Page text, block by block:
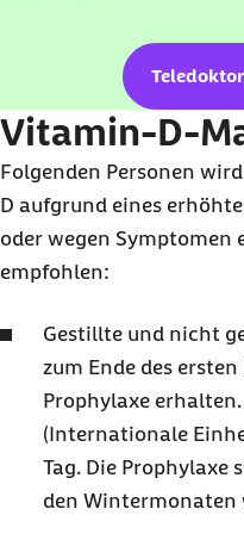
Vitamin-D-
Folgenden Personen
D aufgrund eines
oder wegen
empfohlen:
Gestillte und nicht
zum Ende des
Prophylaxe
(Internationale
Tag. Die Prophylaxe
den